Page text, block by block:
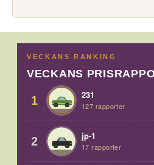
VECKANS RANKING
VECKANS
1 231
127 rapporter
2 jp-1
17 rapporter